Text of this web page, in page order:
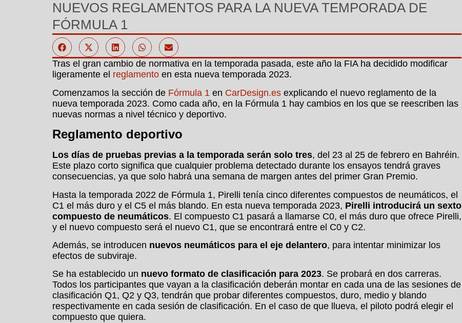
NUEVOS REGLAMENTOS PARA LA NUEVA TEMPORADA DE
FÓRMULA 1
Tras el gran cambio de normativa en la temporada pasada, este año la FIA ha decidido modificar
ligeramente el reglamento en esta nueva temporada 2023.
Comenzamos la sección de Fórmula 1 en CarDesign.es explicando el nuevo reglamento de la
nueva temporada 2023. Como cada año, en la Fórmula 1 hay cambios en los que se reescriben las
nuevas normas a nivel técnico y deportivo.
Reglamento deportivo
Los días de pruebas previas a la temporada serán solo tres, del 23 al 25 de febrero en Bahréin.
Este plazo corto significa que cualquier problema detectado durante los ensayos tendrá graves
consecuencias, ya que solo habrá una semana de margen antes del primer Gran Premio.
Hasta la temporada 2022 de Fórmula 1, Pirelli tenía cinco diferentes compuestos de neumáticos, el
C1 el más duro y el C5 el más blando. En esta nueva temporada 2023, Pirelli introducirá un sexto
compuesto de neumáticos. El compuesto C1 pasará a llamarse C0, el más duro que ofrece Pirelli,
y el nuevo compuesto será el nuevo C1, que se encontrará entre el C0 y C2.
Además, se introducen nuevos neumáticos para el eje delantero, para intentar minimizar los
efectos de subviraje.
Se ha establecido un nuevo formato de clasificación para 2023. Se probará en dos carreras.
Todos los participantes que vayan a la clasificación deberán montar en cada una de las sesiones de
clasificación Q1, Q2 y Q3, tendrán que probar diferentes compuestos, duro, medio y blando
respectivamente en cada sesión de clasificación. En el caso de que llueva, el piloto podrá elegir el
compuesto que quiera.